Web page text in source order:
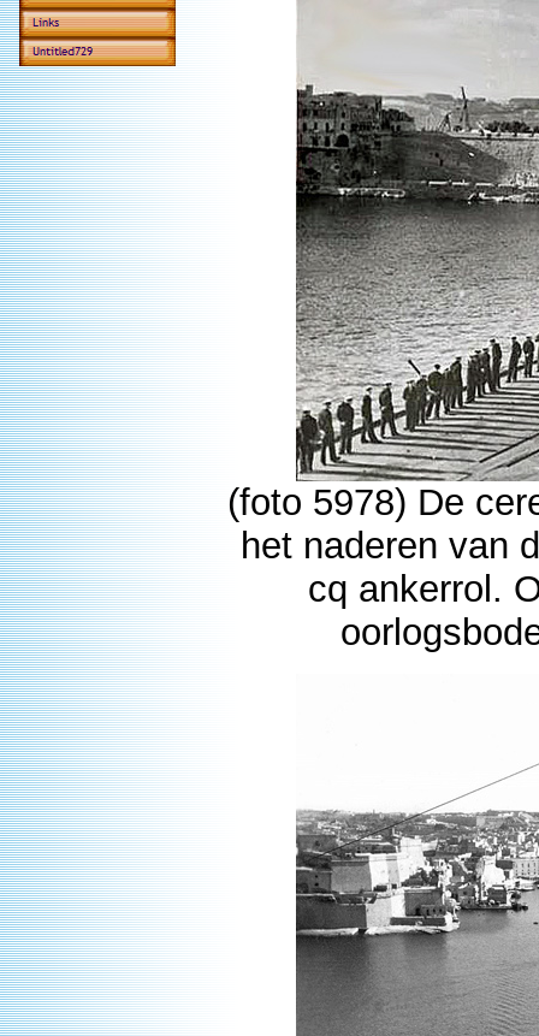
(foto 5978) De
het naderen van
cq ankerrol.